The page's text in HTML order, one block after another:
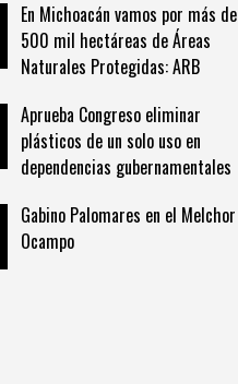
En Michoacán vamos por más de
500 mil hectáreas de Áreas
Naturales Protegidas: ARB
Aprueba Congreso eliminar
plásticos de un solo uso en
dependencias gubernamentales
Gabino Palomares en el Melchor
Ocampo